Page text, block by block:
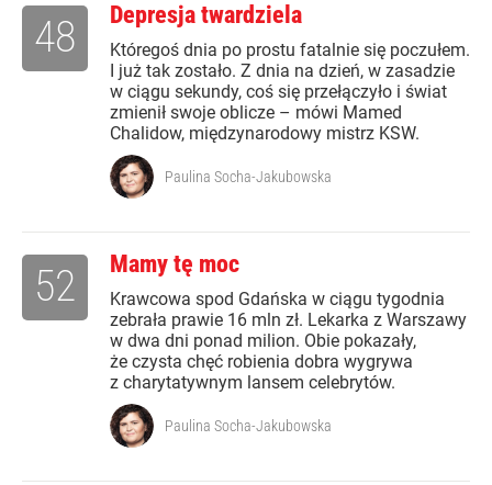
Depresja twardziela
Któregoś dnia po prostu fatalnie się poczułem.
I już tak zostało. Z dnia na dzień, w zasadzie
w ciągu sekundy, coś się przełączyło i świat
zmienił swoje oblicze – mówi Mamed
Chalidow, międzynarodowy mistrz KSW.
48
Paulina Socha-Jakubowska
Mamy tę moc
Krawcowa spod Gdańska w ciągu tygodnia
zebrała prawie 16 mln zł. Lekarka z Warszawy
w dwa dni ponad milion. Obie pokazały,
że czysta chęć robienia dobra wygrywa
z charytatywnym lansem celebrytów.
52
Paulina Socha-Jakubowska